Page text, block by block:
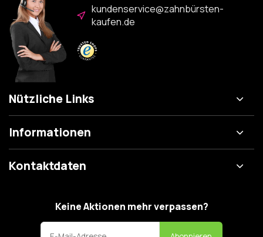
kundenservice@zahnbürsten-
kaufen.de
Nützliche Links
Informationen
Kontaktdaten
Keine Aktionen mehr verpassen?